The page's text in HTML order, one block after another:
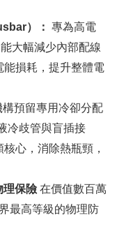
）： 專為高電
大幅減少內部配線
損耗，提升整體電
構預留專用冷卻分配
冷歧管與盲插接
心，消除熱瓶頸，
理保險 在價值數百萬
最高等級的物理防